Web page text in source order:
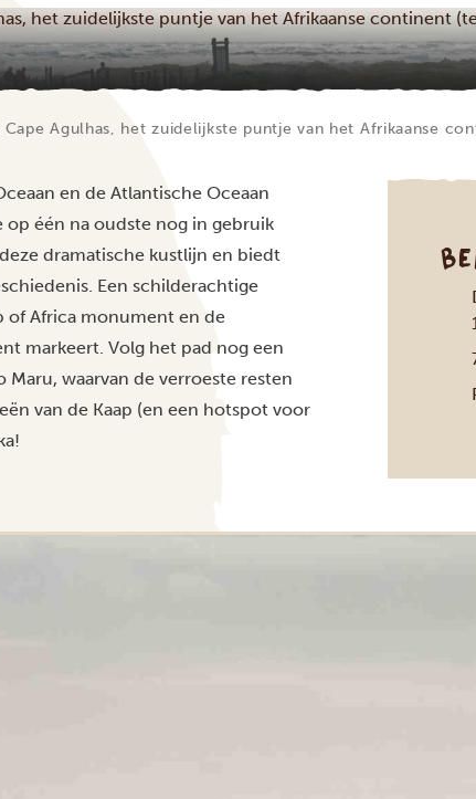
het zuidelijkste puntje van het Afrikaanse continent
Cape Agulhas, het zuidelijkste puntje van het Afrikaanse
en de Atlantische Oceaan
op één na oudste nog in gebruik
dramatische kustlijn en biedt
Een schilderachtige
Africa monument en de
markeert. Volg het pad nog een
waarvan de verroeste resten
van de Kaap (en een hotspot voor